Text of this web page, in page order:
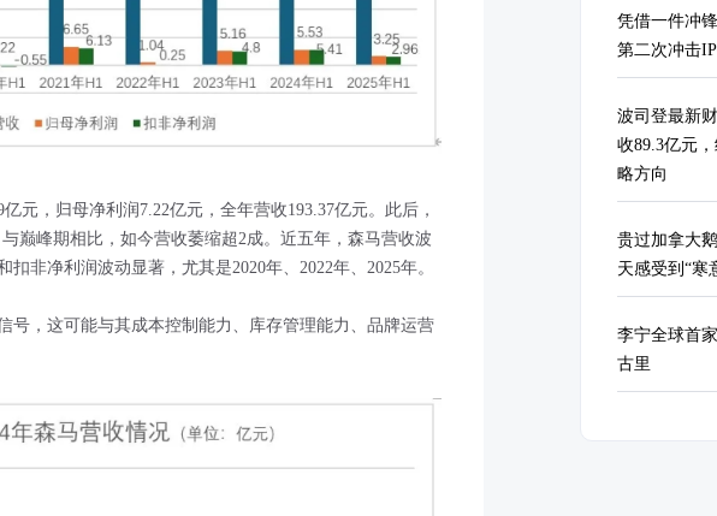
元，归母净利润7.22亿元，全年营收193.37亿元。此后，
巅峰期相比，如今营收萎缩超2成。近五年，森马营收波
非净利润波动显著，尤其是2020年、2022年、2025年。
号，这可能与其成本控制能力、库存管理能力、品牌运营
凭借一件冲
第二次冲击
波司登最新
收89.3亿元
略方向
贵过加拿大
天感受到“寒
李宁全球首
古里